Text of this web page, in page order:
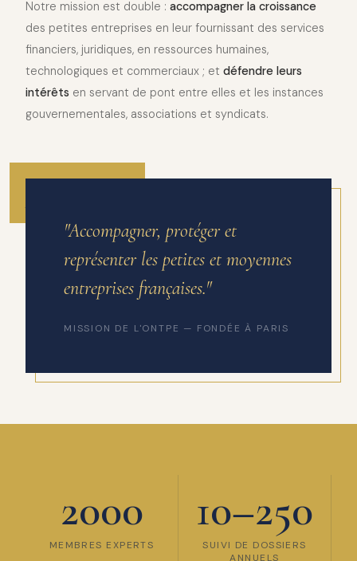
Notre mission est double : accompagner la croissance
des petites entreprises en leur fournissant des services
financiers, juridiques, en ressources humaines,
technologiques et commerciaux ; et défendre leurs
intérêts en servant de pont entre elles et les instances
gouvernementales, associations et syndicats.
2010
ANNÉE DE FONDATION
"Accompagner, protéger et
représenter les petites et moyennes
entreprises françaises."
MISSION DE L'ONTPE — FONDÉE À PARIS
2000
MEMBRES EXPERTS
10–250
SUIVI DE DOSSIERS
ANNUELS